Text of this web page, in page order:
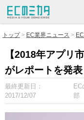
トップ EC業界ニュース
【2018年アプリ
がレポートを発表
最終更新日：
2017/12/07
EC
部